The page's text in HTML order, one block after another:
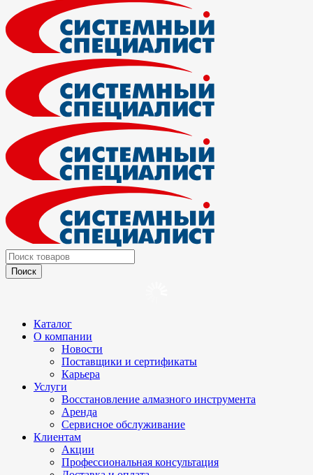
Каталог
О компании
Новости
Поставщики и сертификаты
Карьера
Услуги
Восстановление алмазного инструмента
Аренда
Сервисное обслуживание
Клиентам
Акции
Профессиональная консультация